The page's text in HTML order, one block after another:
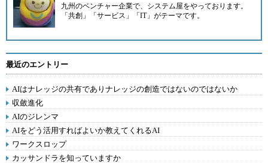
九州のベンチャー企業で、システム屋をやっております。
「共創」「サービス」「IT」がテーマです。
最近のエントリー
AIはナレッジの共有でありナレッジの創造ではないのではないか
収斂進化
AIのジレンマ
AIをどう活用すればよいか教えてくれるAI
ワークスロップ
カッサンドラを知っていますか